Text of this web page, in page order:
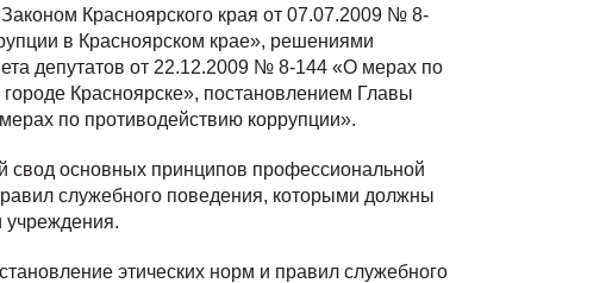
Красноярского края от 07.07.2009 № 8-
в Красноярском крае», решениями
депутатов от 22.12.2009 № 8-144 «О мерах по
Красноярске», постановлением Главы
по противодействию коррупции».
свод основных принципов профессиональной
служебного поведения, которыми должны
учреждения.
этических норм и правил служебного